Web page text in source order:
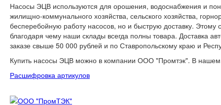
Насосы ЭЦВ используются для орошения, водоснабжения и
жилищно-коммунального хозяйства, сельского хозяйства,
бесперебойную работу насосов, но и быструю доставку. Этому
благодаря чему наши склады всегда полны товара. Доставка
заказе свыше 50 000 рублей и по Ставропольскому краю и
Купить насосы ЭЦВ можно в компании ООО "Промтэк". В
Расшифровка артикулов